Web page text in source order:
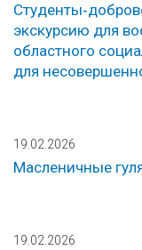
экскурсию для
областного
для
19.02.2026
Масленичные
19.02.2026